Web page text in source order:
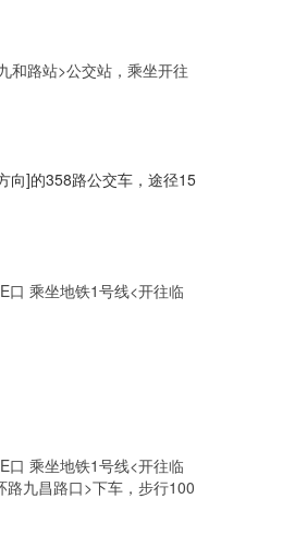
和路站>公交站，乘坐开往
向]的358路公交车，途径15
口 乘坐地铁1号线<开往临
口 乘坐地铁1号线<开往临
九昌路口>下车，步行100